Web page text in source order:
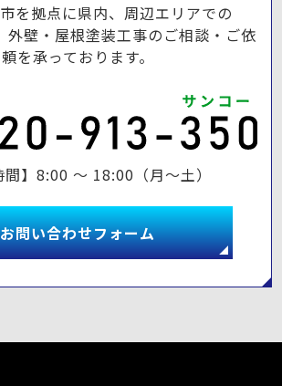
を拠点に県内、周辺エリアでの
外壁・屋根塗装工事のご相談・ご依
頼を承っております。
間】8:00 ～ 18:00（月～土）
お問い合わせフォーム